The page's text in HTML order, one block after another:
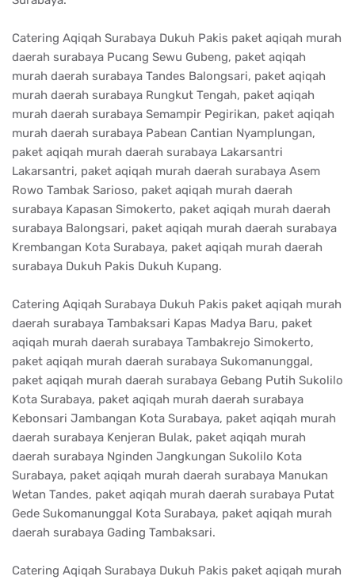
Catering Aqiqah Surabaya Dukuh Pakis paket aqiqah murah
daerah surabaya Pucang Sewu Gubeng, paket aqiqah
murah daerah surabaya Tandes Balongsari, paket aqiqah
murah daerah surabaya Rungkut Tengah, paket aqiqah
murah daerah surabaya Semampir Pegirikan, paket aqiqah
murah daerah surabaya Pabean Cantian Nyamplungan,
paket aqiqah murah daerah surabaya Lakarsantri
Lakarsantri, paket aqiqah murah daerah surabaya Asem
Rowo Tambak Sarioso, paket aqiqah murah daerah
surabaya Kapasan Simokerto, paket aqiqah murah daerah
surabaya Balongsari, paket aqiqah murah daerah surabaya
Krembangan Kota Surabaya, paket aqiqah murah daerah
surabaya Dukuh Pakis Dukuh Kupang.
Catering Aqiqah Surabaya Dukuh Pakis paket aqiqah murah
daerah surabaya Tambaksari Kapas Madya Baru, paket
aqiqah murah daerah surabaya Tambakrejo Simokerto,
paket aqiqah murah daerah surabaya Sukomanunggal,
paket aqiqah murah daerah surabaya Gebang Putih Sukolilo
Kota Surabaya, paket aqiqah murah daerah surabaya
Kebonsari Jambangan Kota Surabaya, paket aqiqah murah
daerah surabaya Kenjeran Bulak, paket aqiqah murah
daerah surabaya Nginden Jangkungan Sukolilo Kota
Surabaya, paket aqiqah murah daerah surabaya Manukan
Wetan Tandes, paket aqiqah murah daerah surabaya Putat
Gede Sukomanunggal Kota Surabaya, paket aqiqah murah
daerah surabaya Gading Tambaksari.
Catering Aqiqah Surabaya Dukuh Pakis paket aqiqah murah